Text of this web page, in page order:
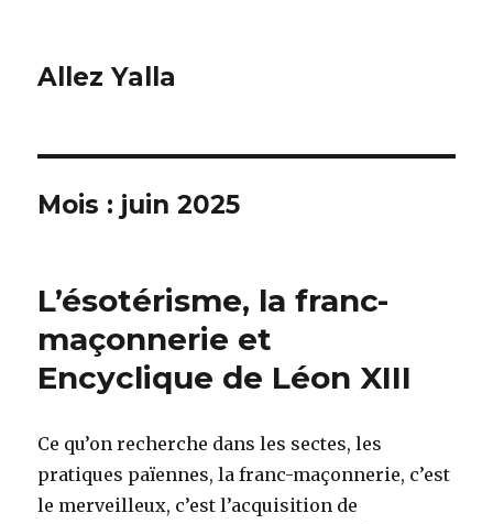
Allez Yalla
Mois : juin 2025
L’ésotérisme, la franc-
maçonnerie et
Encyclique de Léon XIII
Ce qu’on recherche dans les sectes, les
pratiques païennes, la franc-maçonnerie, c’est
le merveilleux, c’est l’acquisition de